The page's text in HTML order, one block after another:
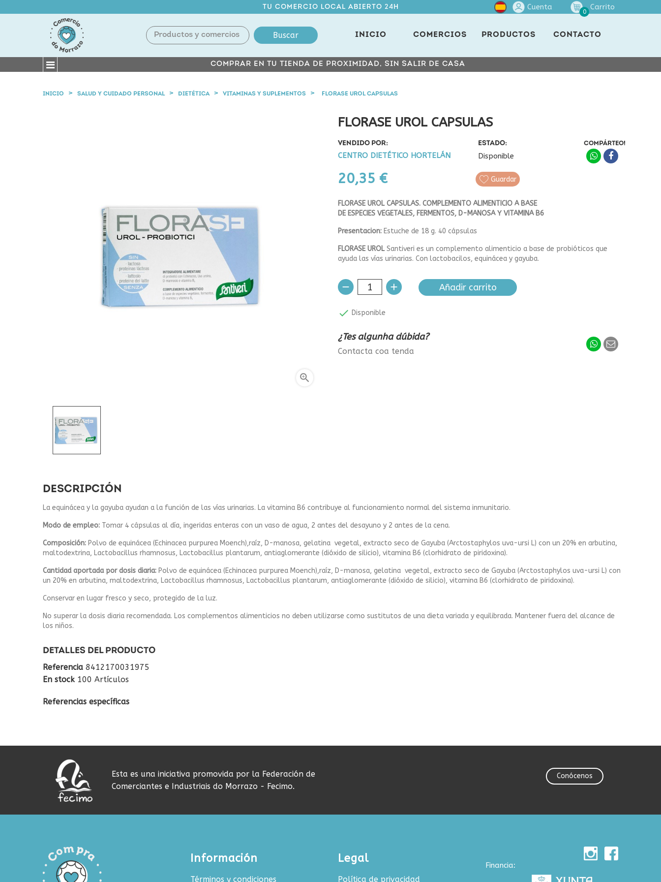
TU COMERCIO LOCAL ABIERTO 24H Cuenta
0
Carrito
Buscar INICIO COMERCIOS PRODUCTOS CONTACTO
COMPRAR EN TU TIENDA DE PROXIMIDAD, SIN SALIR DE CASA
INICIO SALUD Y CUIDADO PERSONAL DIETÉTICA VITAMINAS Y SUPLEMENTOS FLORASE UROL CAPSULAS

FLORASE UROL CAPSULAS
VENDIDO POR:
CENTRO DIETÉTICO HORTELÁN
ESTADO:
Disponible
20,35 €
COMPÁRTEO!
Guardar
FLORASE UROL CAPSULAS. COMPLEMENTO ALIMENTICIO A BASE
DE ESPECIES VEGETALES, FERMENTOS, D-MANOSA Y VITAMINA B6
Presentacion: Estuche de 18 g. 40 cápsulas
FLORASE UROL Santiveri es un complemento alimenticio a base de probióticos que
ayuda las vías urinarias. Con lactobacilos, equinácea y gayuba.
Añadir carrito
 Disponible
¿Tes algunha dúbida?
Contacta coa tenda
DESCRIPCIÓN
La equinácea y la gayuba ayudan a la función de las vías urinarias. La vitamina B6 contribuye al funcionamiento normal del sistema inmunitario.
Modo de empleo: Tomar 4 cápsulas al día, ingeridas enteras con un vaso de agua, 2 antes del desayuno y 2 antes de la cena.
Composición: Polvo de equinácea (Echinacea purpurea Moench),raíz, D-manosa, gelatina vegetal, extracto seco de Gayuba (Arctostaphylos uva-ursi L) con un 20% en arbutina,
maltodextrina, Lactobacillus rhamnosus, Lactobacillus plantarum, antiaglomerante (dióxido de silicio), vitamina B6 (clorhidrato de piridoxina).
Cantidad aportada por dosis diaria: Polvo de equinácea (Echinacea purpurea Moench),raíz, D-manosa, gelatina vegetal, extracto seco de Gayuba (Arctostaphylos uva-ursi L) con
un 20% en arbutina, maltodextrina, Lactobacillus rhamnosus, Lactobacillus plantarum, antiaglomerante (dióxido de silicio), vitamina B6 (clorhidrato de piridoxina).
Conservar en lugar fresco y seco, protegido de la luz.
No superar la dosis diaria recomendada. Los complementos alimenticios no deben utilizarse como sustitutos de una dieta variada y equilibrada. Mantener fuera del alcance de
los niños.
DETALLES DEL PRODUCTO
Referencia 8412170031975
En stock 100 Artículos
Referencias específicas
Esta es una iniciativa promovida por la Federación de
Comerciantes e Industriais do Morrazo - Fecimo.
Conócenos
Información
Términos y condiciones
Legal
Política de privacidad
Financia: